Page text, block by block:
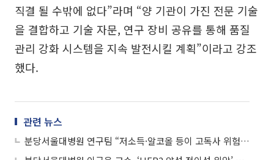
직결 될 수밖에 없다”라며 “양 기관이 가진 전문 기술
을 결합하고 기술 자문, 연구 장비 공유를 통해 품질
관리 강화 시스템을 지속 발전시킬 계획”이라고 강조
했다.
관련 뉴스
분당서울대병원 연구팀 “저소득·알코올 등이 고독사 위험 높인다”